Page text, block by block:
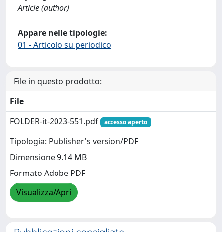
Article (author)
Appare nelle tipologie:
01 - Articolo su periodico
File in questo prodotto:
File
FOLDER-it-2023-551.pdf
accesso aperto
Tipologia: Publisher's version/PDF
Dimensione 9.14 MB
Formato Adobe PDF
Visualizza/Apri